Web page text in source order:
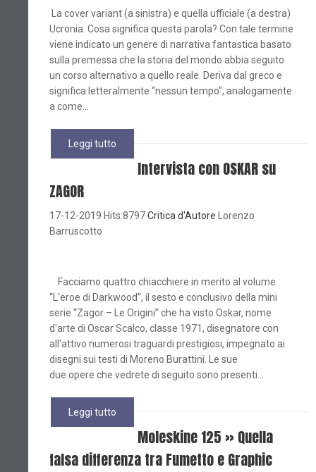
La cover variant (a sinistra) e quella ufficiale (a destra)
Ucronia. Cosa significa questa parola? Con tale termine
viene indicato un genere di narrativa fantastica basato
sulla premessa che la storia del mondo abbia seguito
un corso alternativo a quello reale. Deriva dal greco e
significa letteralmente “nessun tempo”, analogamente
a come...
Leggi tutto
Intervista con OSKAR su
ZAGOR
17-12-2019 Hits:8797Critica d'Autore Lorenzo
Barruscotto
Facciamo quattro chiacchiere in merito al volume
“L'eroe di Darkwood”, il sesto e conclusivo della mini
serie “Zagor – Le Origini” che ha visto Oskar, nome
d'arte di Oscar Scalco, classe 1971, disegnatore con
all'attivo numerosi traguardi prestigiosi, impegnato ai
disegni sui testi di Moreno Burattini. Le sue
due opere che vedrete di seguito sono presenti...
Leggi tutto
Moleskine 125 » Quella
falsa differenza tra Fumetto e Graphic